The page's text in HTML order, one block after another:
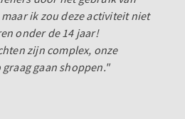
ik zou deze activiteit niet
onder de 14 jaar!
zijn complex, onze
gaan shoppen."